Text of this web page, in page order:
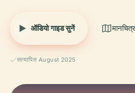
ऑडियो गाइड सुनें
सत्यापित August 2025